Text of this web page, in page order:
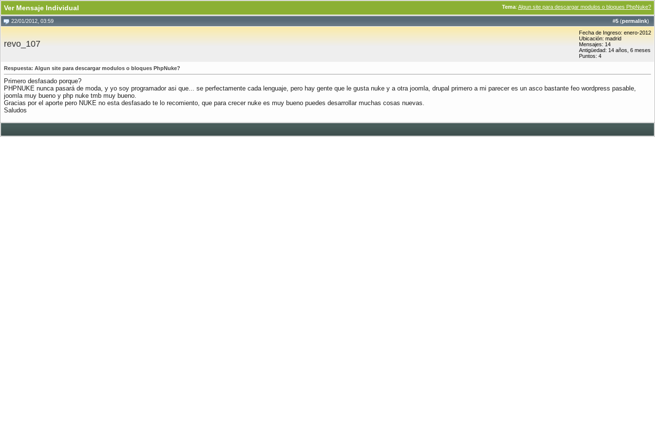
Tema: Algun site para descargar modulos o bloques PhpNuke?
Ver Mensaje Individual
#5 (permalink)
22/01/2012, 03:59
revo_107
Fecha de Ingreso: enero-2012
Ubicación: madrid
Mensajes: 14
Antigüedad: 14 años, 6 meses
Puntos: 4
Respuesta: Algun site para descargar modulos o bloques PhpNuke?
Primero desfasado porque?
PHPNUKE nunca pasará de moda, y yo soy programador asi que... se perfectamente cada lenguaje, pero hay gente que le gusta nuke y a otra joomla, drupal primero a mi parecer es un asco bastante feo wordpress pasable,
joomla muy bueno y php nuke tmb muy bueno.
Gracias por el aporte pero NUKE no esta desfasado te lo recomiento, que para crecer nuke es muy bueno puedes desarrollar muchas cosas nuevas.
Saludos